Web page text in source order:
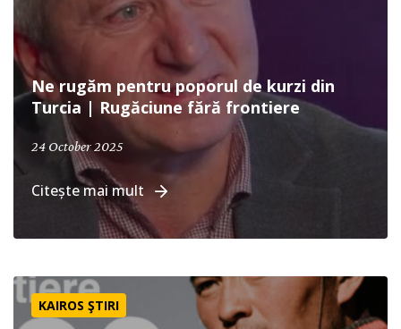
Ne rugăm pentru poporul de kurzi din
Turcia | Rugăciune fără frontiere
24 October 2025
Citește mai mult
Calendar de rugăciune pentru grupuri etnice
KAIROS ŞTIRI